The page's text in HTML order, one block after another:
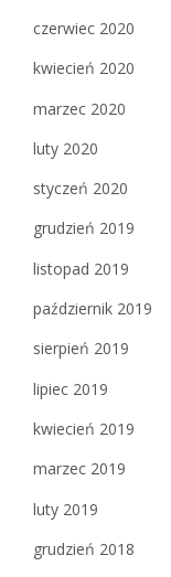
czerwiec 2020
kwiecień 2020
marzec 2020
luty 2020
styczeń 2020
grudzień 2019
listopad 2019
październik 2019
sierpień 2019
lipiec 2019
kwiecień 2019
marzec 2019
luty 2019
grudzień 2018